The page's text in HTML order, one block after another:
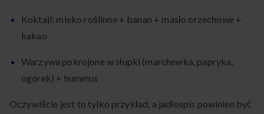
Koktajl: mleko roślinne + banan + masło orzechowe +
kakao
Warzywa pokrojone w słupki (marchewka, papryka,
ogórek) + hummus
Oczywiście jest to tylko przykład, a jadłospis powinien być